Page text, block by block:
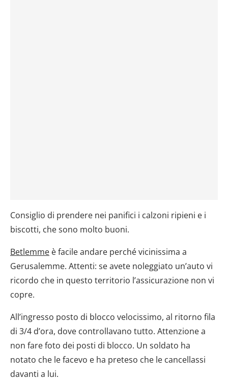
Consiglio di prendere nei panifici i calzoni ripieni e i
biscotti, che sono molto buoni.
Betlemme è facile andare perché vicinissima a
Gerusalemme. Attenti: se avete noleggiato un’auto vi
ricordo che in questo territorio l’assicurazione non vi
copre.
All’ingresso posto di blocco velocissimo, al ritorno fila
di 3/4 d’ora, dove controllavano tutto. Attenzione a
non fare foto dei posti di blocco. Un soldato ha
notato che le facevo e ha preteso che le cancellassi
davanti a lui.